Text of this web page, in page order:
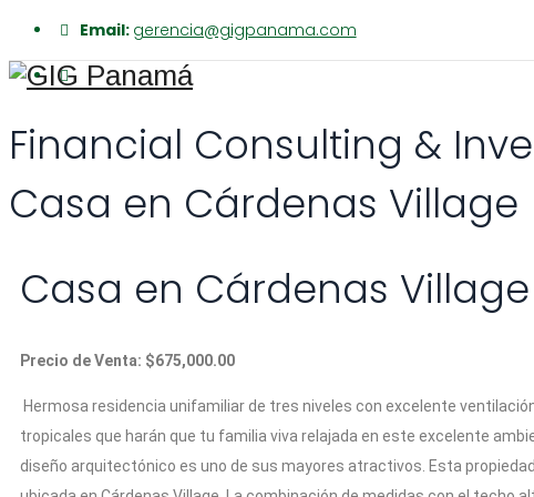
Email: gerencia@gigpanama.com
Financial Consulting &
Casa en Cárdenas Village
Casa en Cárdenas Village
Precio de Venta: $675,000.00
Hermosa residencia unifamiliar de tres niveles con excelente
tropicales que harán que tu familia viva relajada en este excelente
diseño arquitectónico es uno de sus mayores atractivos. Esta